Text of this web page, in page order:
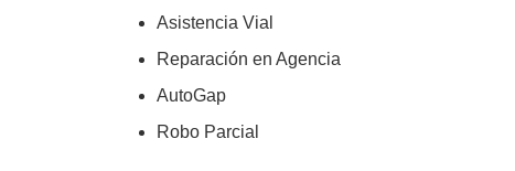
Asistencia Vial
Reparación en Agencia
AutoGap
Robo Parcial